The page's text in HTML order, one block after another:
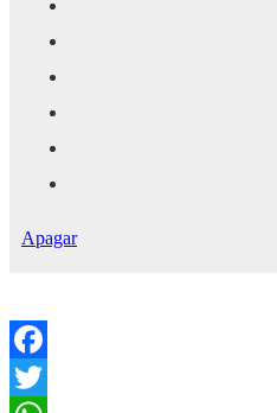
Apagar
Facebook